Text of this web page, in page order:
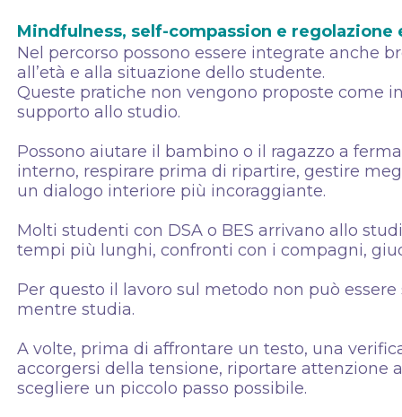
Mindfulness, self-compassion e
Nel percorso possono essere integrate anche
all’età e alla situazione dello studente.
Queste pratiche non vengono proposte come
supporto allo studio.
Possono aiutare il bambino o il ragazzo a
interno, respirare prima di ripartire, gestire
un dialogo interiore più incoraggiante.
Molti studenti con DSA o BES arrivano allo
tempi più lunghi, confronti con i compagni,
Per questo il lavoro sul metodo non può
mentre studia.
A volte, prima di affrontare un testo, una
accorgersi della tensione, riportare attenzione
scegliere un piccolo passo possibile.